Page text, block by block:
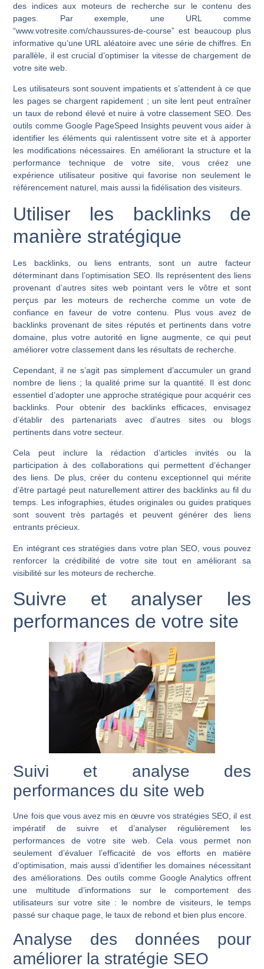
des indices aux moteurs de recherche sur le contenu des
pages. Par exemple, une URL comme
“www.votresite.com/chaussures-de-course” est beaucoup plus
informative qu’une URL aléatoire avec une série de chiffres. En
parallèle, il est crucial d’optimiser la vitesse de chargement de
votre site web.
Les utilisateurs sont souvent impatients et s’attendent à ce que
les pages se chargent rapidement ; un site lent peut entraîner
un taux de rebond élevé et nuire à votre classement SEO. Des
outils comme Google PageSpeed Insights peuvent vous aider à
identifier les éléments qui ralentissent votre site et à apporter
les modifications nécessaires. En améliorant la structure et la
performance technique de votre site, vous créez une
expérience utilisateur positive qui favorise non seulement le
référencement naturel, mais aussi la fidélisation des visiteurs.
Utiliser les backlinks de
manière stratégique
Les backlinks, ou liens entrants, sont un autre facteur
déterminant dans l’optimisation SEO. Ils représentent des liens
provenant d’autres sites web pointant vers le vôtre et sont
perçus par les moteurs de recherche comme un vote de
confiance en faveur de votre contenu. Plus vous avez de
backlinks provenant de sites réputés et pertinents dans votre
domaine, plus votre autorité en ligne augmente, ce qui peut
améliorer votre classement dans les résultats de recherche.
Cependant, il ne s’agit pas simplement d’accumuler un grand
nombre de liens ; la qualité prime sur la quantité. Il est donc
essentiel d’adopter une approche stratégique pour acquérir ces
backlinks. Pour obtenir des backlinks efficaces, envisagez
d’établir des partenariats avec d’autres sites ou blogs
pertinents dans votre secteur.
Cela peut inclure la rédaction d’articles invités ou la
participation à des collaborations qui permettent d’échanger
des liens. De plus, créer du contenu exceptionnel qui mérite
d’être partagé peut naturellement attirer des backlinks au fil du
temps. Les infographies, études originales ou guides pratiques
sont souvent très partagés et peuvent générer des liens
entrants précieux.
En intégrant ces stratégies dans votre plan SEO, vous pouvez
renforcer la crédibilité de votre site tout en améliorant sa
visibilité sur les moteurs de recherche.
Suivre et analyser les
performances de votre site
Suivi et analyse des
performances du site web
Une fois que vous avez mis en œuvre vos stratégies SEO, il est
impératif de suivre et d’analyser régulièrement les
performances de votre site web. Cela vous permet non
seulement d’évaluer l’efficacité de vos efforts en matière
d’optimisation, mais aussi d’identifier les domaines nécessitant
des améliorations. Des outils comme Google Analytics offrent
une multitude d’informations sur le comportement des
utilisateurs sur votre site : le nombre de visiteurs, le temps
passé sur chaque page, le taux de rebond et bien plus encore.
Analyse des données pour
améliorer la stratégie SEO